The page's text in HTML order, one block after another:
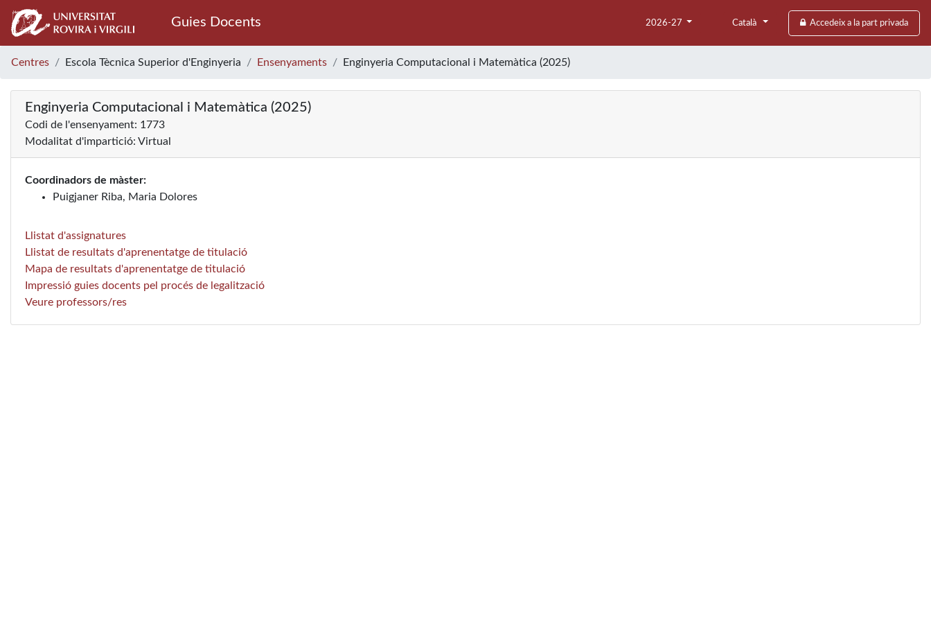
Guies Docents 2026-27 Català Accedeix a la part privada
Centres Escola Tècnica Superior d'Enginyeria Ensenyaments Enginyeria Computacional i Matemàtica (2025)
Enginyeria Computacional i Matemàtica (2025)
Codi de l'ensenyament: 1773
Modalitat d'impartició: Virtual
Coordinadors de màster:
Puigjaner Riba, Maria Dolores
Llistat d'assignatures
Llistat de resultats d'aprenentatge de titulació
Mapa de resultats d'aprenentatge de titulació
Impressió guies docents pel procés de legalització
Veure professors/res